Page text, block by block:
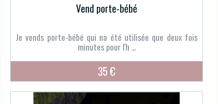
Vend porte-bébé
Je vends porte-bébé qui na été utilisée que deux fois
minutes pour l'h ...
35 €